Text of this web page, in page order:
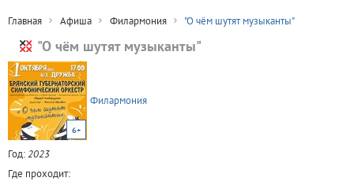
Главная Афиша Филармония "О чём шутят музыканты"
"О чём шутят музыканты"
6+
Филармония
Год:2023
Где проходит: